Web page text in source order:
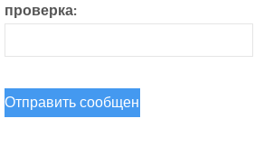
проверка: